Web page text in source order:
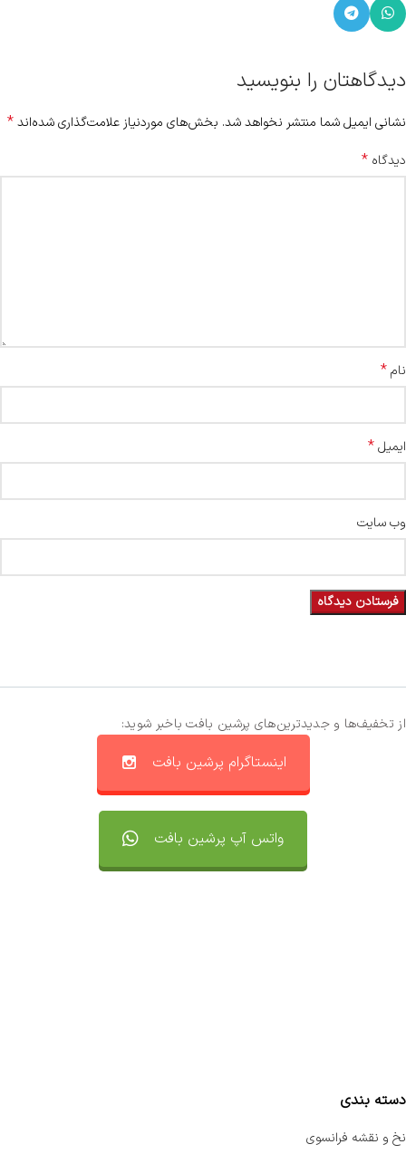
دیدگاهتان را بنویسید
نشانی ایمیل شما منتشر نخواهد شد. بخش‌های موردنیاز علامت‌گذاری شده‌اند*
دیدگاه *
نام*
ایمیل*
وب‌ سایت
از تخفیف‌ها و جدیدترین‌های پرشین بافت باخبر شوید:
اینستاگرام پرشین بافت
واتس آپ پرشین بافت
دسته بندی
نخ و نقشه فرانسوی